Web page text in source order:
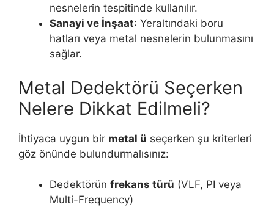
nesnelerin tespitinde kullanılır.
Sanayi ve İnşaat: Yeraltındaki boru
hatları veya metal nesnelerin bulunmasını
sağlar.
Metal Dedektörü Seçerken
Nelere Dikkat Edilmeli?
İhtiyaca uygun bir metal ü seçerken şu kriterleri
göz önünde bulundurmalısınız:
Dedektörün frekans türü (VLF, PI veya
Multi-Frequency)